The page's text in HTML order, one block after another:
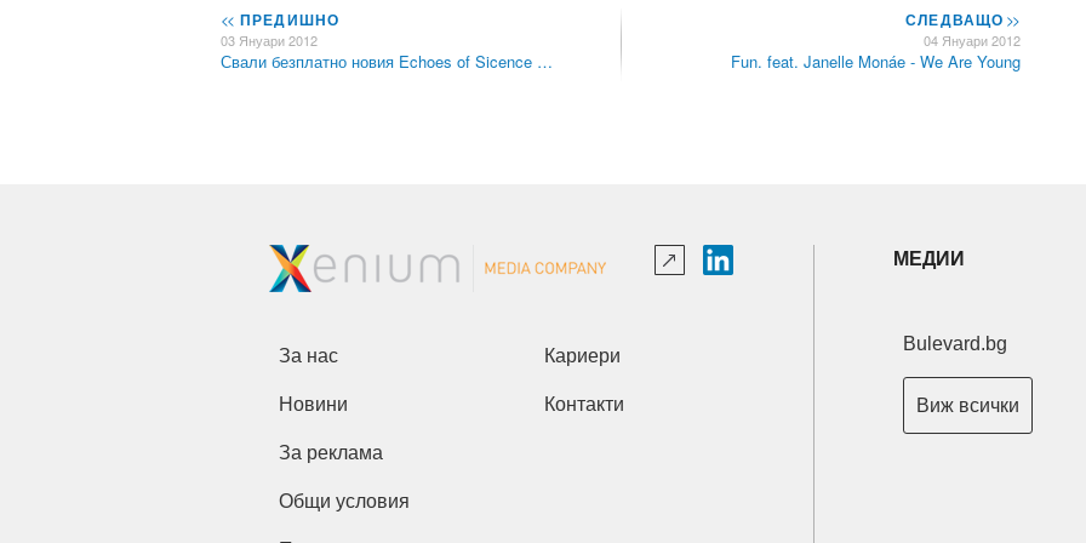
<< ПРЕДИШНО
03 Януари 2012
Свали безплатно новия Echoes of Sicence …
СЛЕДВАЩО>>
04 Януари 2012
Fun. feat. Janelle Monáe - We Are Young
За нас Кариери
Новини Контакти
За реклама
Общи условия
МЕДИИ
Bulevard.bg
Виж всички